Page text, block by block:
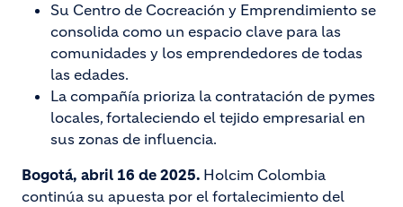
Su Centro de Cocreación y Emprendimiento se
consolida como un espacio clave para las
comunidades y los emprendedores de todas
las edades.
La compañía prioriza la contratación de pymes
locales, fortaleciendo el tejido empresarial en
sus zonas de influencia.
Bogotá, abril 16 de 2025. Holcim Colombia
continúa su apuesta por el fortalecimiento del